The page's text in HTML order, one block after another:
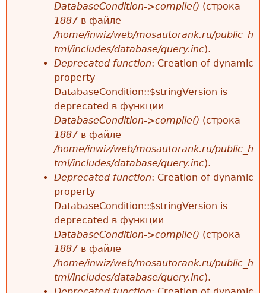
DatabaseCondition->compile() (строка
1887 в файле
/home/inwiz/web/mosautorank.ru/public_h
tml/includes/database/query.inc).
Deprecated function: Creation of dynamic
property
DatabaseCondition::$stringVersion is
deprecated в функции
DatabaseCondition->compile() (строка
1887 в файле
/home/inwiz/web/mosautorank.ru/public_h
tml/includes/database/query.inc).
Deprecated function: Creation of dynamic
property
DatabaseCondition::$stringVersion is
deprecated в функции
DatabaseCondition->compile() (строка
1887 в файле
/home/inwiz/web/mosautorank.ru/public_h
tml/includes/database/query.inc).